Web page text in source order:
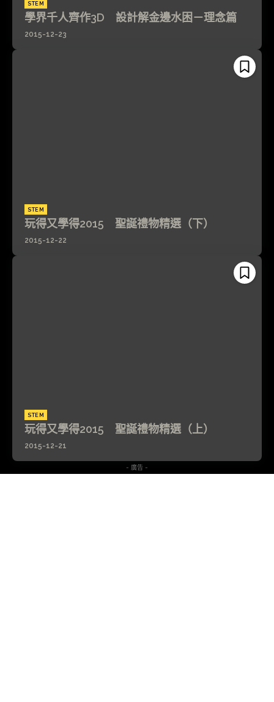
STEM
學界千人齊作3D 設計解金邊水困－理念篇
2015-12-23
STEM
玩得又學得2015 聖誕禮物精選（下）
2015-12-22
STEM
玩得又學得2015 聖誕禮物精選（上）
2015-12-21
- 廣告 -